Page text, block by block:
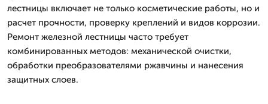
лестницы включает не только косметические работы, но и
расчет прочности, проверку креплений и видов коррозии.
Ремонт железной лестницы часто требует
комбинированных методов: механической очистки,
обработки преобразователями ржавчины и нанесения
защитных слоев.